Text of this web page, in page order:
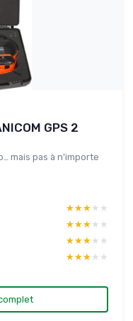
GPS 2
mais pas à n’importe
★★★★★
★★★★★
★★★★★
★★★★★
★★★★★
★★★★★
★★★★★
★★★★★